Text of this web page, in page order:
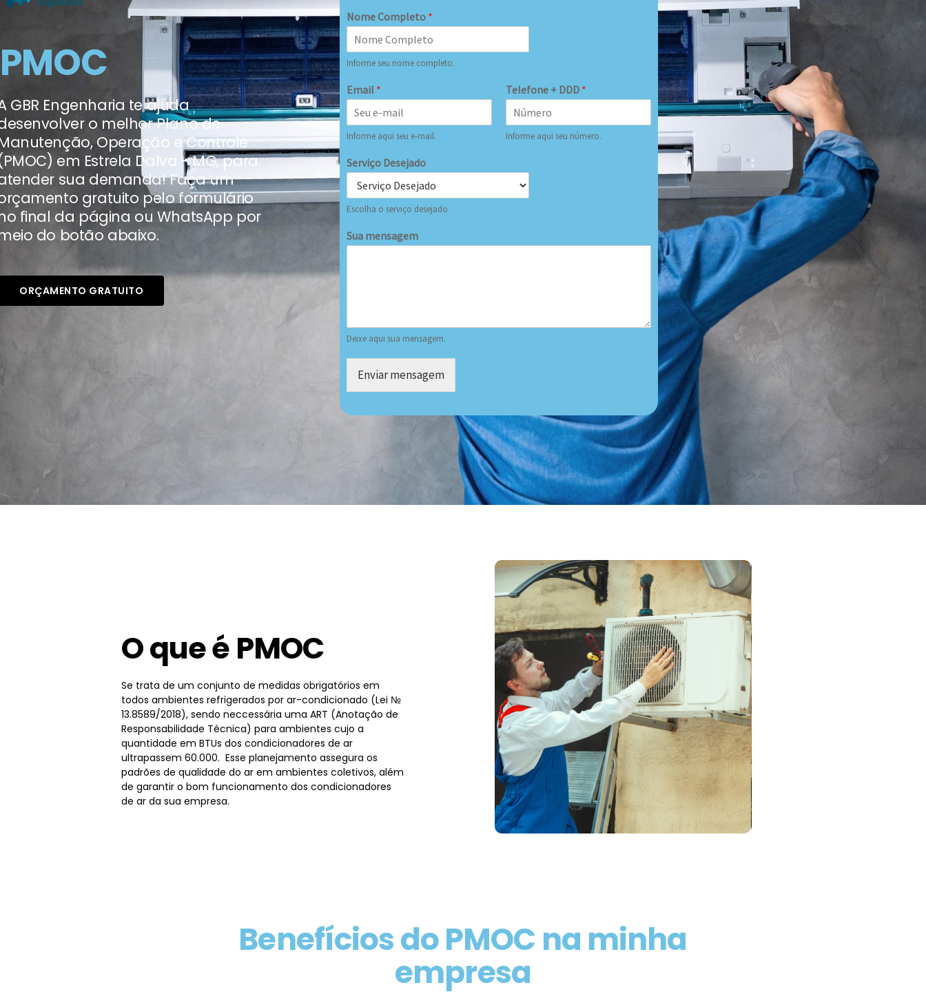
PMOC
GBR Engenharia te ajuda
o melhor Plano de
Operação e Controle
em Estrela Dalva - MG, para
sua demanda! Faça um
gratuito pelo formulário
final da página ou WhatsApp por
do botão abaixo.
ORÇAMENTO GRATUITO
Nome Completo *
Informe seu nome completo.
Email *
Informe aqui seu e-mail.
Telefone + DDD *
Informe aqui seu número.
Serviço Desejado
Escolha o serviço desejado
Sua mensagem
Deixe aqui sua mensagem.
Enviar mensagem
O que é PMOC
Se trata de um conjunto de medidas obrigatórios em
todos ambientes refrigerados por ar-condicionado (Lei №
13.8589/2018), sendo neccessária uma ART (Anotação de
Responsabilidade Técnica) para ambientes cujo a
quantidade em BTUs dos condicionadores de ar
ultrapassem 60.000. Esse planejamento assegura os
padrões de qualidade do ar em ambientes coletivos, além
de garantir o bom funcionamento dos condicionadores
de ar da sua empresa.
Benefícios do PMOC na minha
empresa